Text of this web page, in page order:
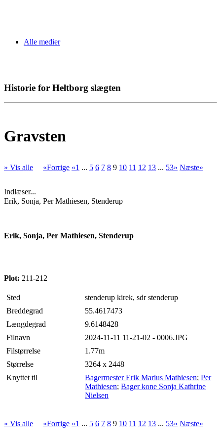
Alle medier
Historie for Heltborg slægten
Gravsten
» Vis alle «Forrige «1 ... 5 6 7 8 9 10 11 12 13 ... 53» Næste»
Indlæser...
Erik, Sonja, Per Mathiesen, Stenderup
Erik, Sonja, Per Mathiesen, Stenderup
Plot: 211-212
Sted
stenderup kirek, sdr stenderup
Breddegrad
55.4617473
Længdegrad
9.6148428
Filnavn
2024-11-11 11-21-02 - 0006.JPG
Filstørrelse
1.77m
Størrelse
3264 x 2448
Knyttet til
Bagermester Erik Marius Mathiesen; Per
Mathiesen; Bager kone Sonja Kathrine
Nielsen
» Vis alle «Forrige «1 ... 5 6 7 8 9 10 11 12 13 ... 53» Næste»